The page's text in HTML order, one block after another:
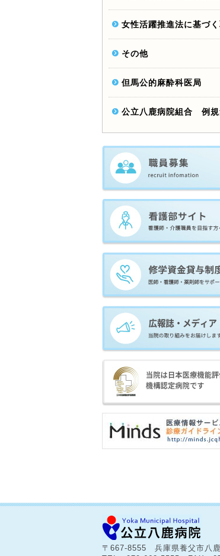
女性活躍推進法に基づく
その他
但馬公的麻酔科医局
公立八鹿病院組合 例規
〒667-8555 兵庫県養父市八